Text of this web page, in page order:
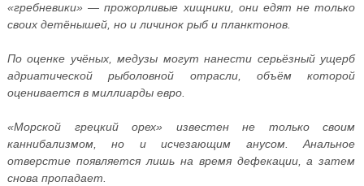
«гребневики» — прожорливые хищники, они едят не только
своих детёнышей, но и личинок рыб и планктонов.
По оценке учёных, медузы могут нанести серьёзный ущерб
адриатической рыболовной отрасли, объём которой
оценивается в миллиарды евро.
«Морской грецкий орех» известен не только своим
каннибализмом, но и исчезающим анусом. Анальное
отверстие появляется лишь на время дефекации, а затем
снова пропадает.